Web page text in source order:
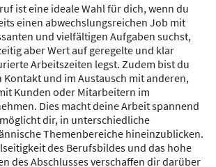
ist eine ideale Wahl für dich, wenn du
einen abwechslungsreichen Job mit
und vielfältigen Aufgaben suchst,
aber Wert auf geregelte und klar
Arbeitszeiten legst. Zudem bist du
Kontakt und im Austausch mit anderen,
Kunden oder Mitarbeitern im
Dies macht deine Arbeit spannend
dir, in unterschiedliche
Themenbereiche hineinzublicken.
des Berufsbildes und das hohe
des Abschlusses verschaffen dir darüber